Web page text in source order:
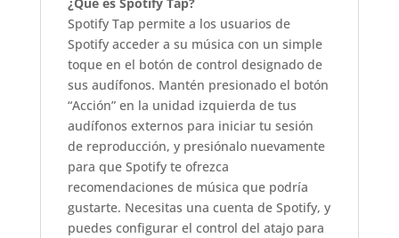
Spotify Tap permite a los usuarios de
Spotify acceder a su música con un simple
toque en el botón de control designado de
sus audífonos. Mantén presionado el botón
“Acción” en la unidad izquierda de tus
audífonos externos para iniciar tu sesión
de reproducción, y presiónalo nuevamente
para que Spotify te ofrezca
recomendaciones de música que podría
gustarte. Necesitas una cuenta de Spotify, y
puedes configurar el control del atajo para